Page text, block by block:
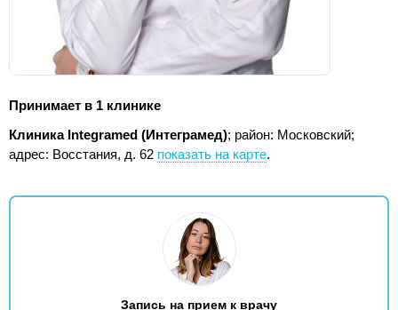
Принимает в 1 клинике
Клиника Integramed (Интеграмед); район: Московский;
адрес: Восстания, д. 62 показать на карте.
Запись на прием к врачу